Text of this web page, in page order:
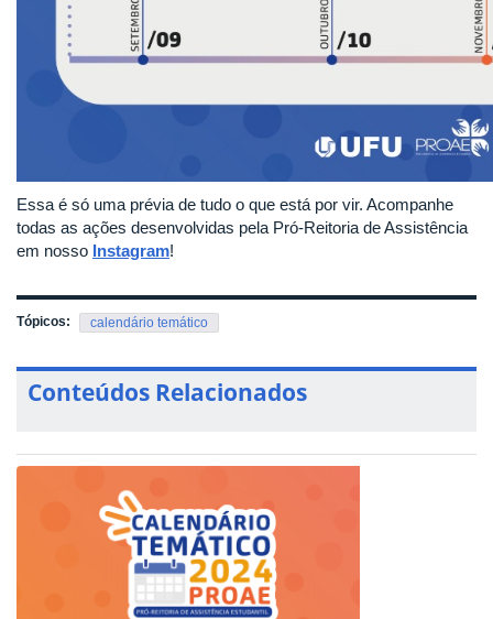
Essa é só uma prévia de tudo o que está por vir. Acompanhe
todas as ações desenvolvidas pela Pró-Reitoria de Assistência
em nosso Instagram!
Tópicos: calendário temático
Conteúdos Relacionados